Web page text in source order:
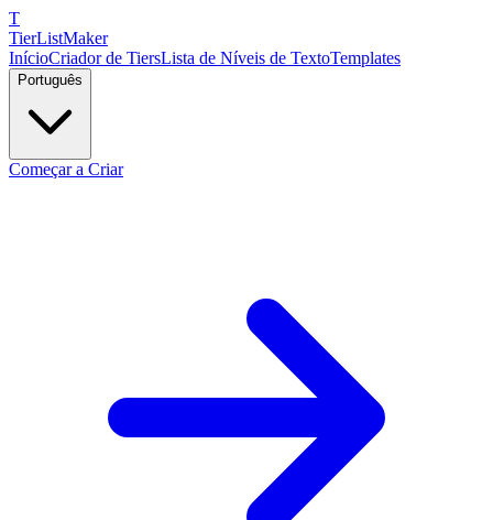
T
TierListMaker
InícioCriador de TiersLista de Níveis de TextoTemplates
Português
Começar a Criar